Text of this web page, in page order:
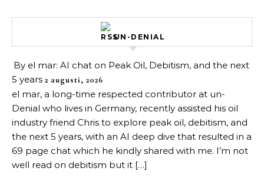
UN-DENIAL
By el mar: AI chat on Peak Oil, Debitism, and the next
5 years 2 augusti, 2026
el mar, a long-time respected contributor at un-
Denial who lives in Germany, recently assisted his oil
industry friend Chris to explore peak oil, debitism, and
the next 5 years, with an AI deep dive that resulted in a
69 page chat which he kindly shared with me. I’m not
well read on debitism but it […]